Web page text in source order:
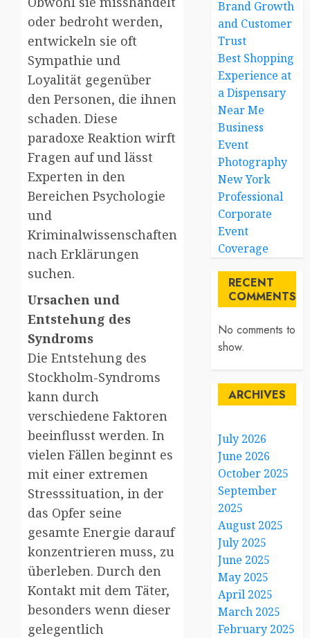
oder bedroht werden,
entwickeln sie oft
Sympathie und
Loyalität gegenüber
den Personen, die ihnen
schaden. Diese
paradoxe Reaktion wirft
Fragen auf und lässt
Experten in den
Bereichen Psychologie
und
Kriminalwissenschaften
nach Erklärungen
suchen.
Ursachen und
Entstehung des
Syndroms
Die Entstehung des
Stockholm-Syndroms
kann durch
verschiedene Faktoren
beeinflusst werden. In
vielen Fällen beginnt es
mit einer extremen
Stresssituation, in der
das Opfer seine
gesamte Energie darauf
konzentrieren muss, zu
überleben. Durch den
Kontakt mit dem Täter,
besonders wenn dieser
gelegentlich
Brand Growth
and Customer
Trust
Best Shopping
Experience at
a Dispensary
Near Me
Business
Event
Photography
New York
Professional
Corporate
Event
Coverage
RECENT
COMMENTS
No comments to
show.
ARCHIVES
July 2026
June 2026
October 2025
September
2025
August 2025
July 2025
June 2025
May 2025
April 2025
March 2025
February 2025